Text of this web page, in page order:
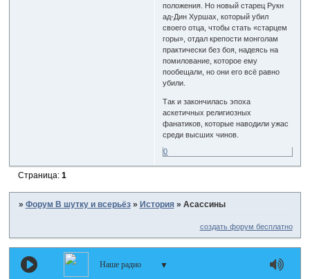
положения. Но новый старец Рукн
ад-Дин Хуршах, который убил
своего отца, чтобы стать «старцем
горы», отдал крепости монголам
практически без боя, надеясь на
помилование, которое ему
пообещали, но они его всё равно
убили.
Так и закончилась эпоха
аскетичных религиозных
фанатиков, которые наводили ужас
среди высших чинов.
0
Страница: 1
» Форум В шутку и всерьёз » История » Асассины
создать форум бесплатно
Наше радио ▼